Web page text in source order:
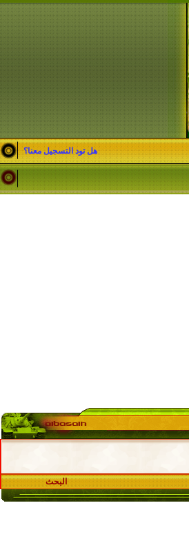
هل تود التسجيل معنا؟
البحث